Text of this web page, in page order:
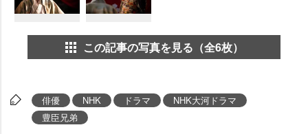
この記事の写真を見る（全6枚）
俳優 NHK ドラマ
NHK大河ドラマ
豊臣兄弟